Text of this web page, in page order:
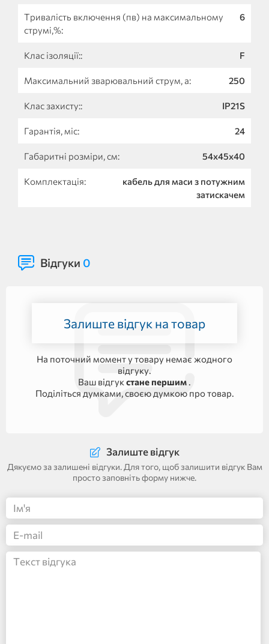
Тривалість включення (пв) на максимальному
струмі,%:
6
Клас ізоляції:: F
Максимальний зварювальний струм, а: 250
Клас захисту:: IP21S
Гарантія, міс: 24
Габаритні розміри, см: 54x45x40
Комплектація:
кабель для маси з потужним
затискачем
Відгуки 0
Залиште відгук на товар
На поточний момент у товару немає жодного
відгуку.
Ваш відгук стане першим .
Поділіться думками, своєю думкою про товар.
Залиште відгук
Дякуємо за залишені відгуки. Для того, щоб залишити відгук Вам
просто заповніть форму нижче.